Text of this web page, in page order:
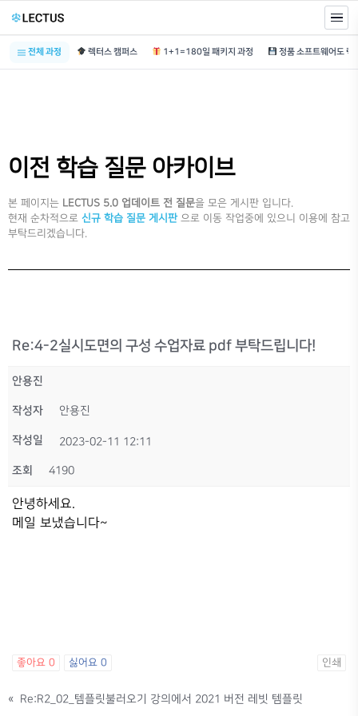
전체 과정 렉터스 캠퍼스 1+1=180일 패키지 과정
이전 학습 질문 아카이브
본 페이지는 LECTUS 5.0 업데이트 전 질문을 모은 게시판 입니다.
현재 순차적으로 신규 학습 질문 게시판 으로 이동 작업중에 있으니 이용에 참고
부탁드리겠습니다.
Re:4-2실시도면의 구성 수업자료 pdf 부탁드립니다!
안용진
작성자 안용진
작성일 2023-02-11 12:11
조회 4190
안녕하세요.
메일 보냈습니다~
좋아요 0 싫어요 0 인쇄
« Re:R2_02_템플릿불러오기 강의에서 2021 버전 레빗 템플릿